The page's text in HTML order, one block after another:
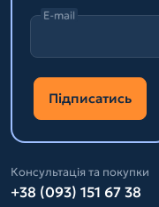
E-mail
Підписатись
Консультація та покупки
+38 (093) 151 67 38